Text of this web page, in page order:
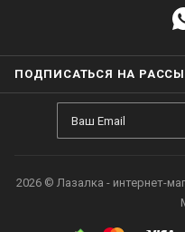
ПОДПИСАТЬСЯ НА
2026 © Лазалка - интернет-